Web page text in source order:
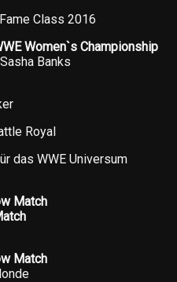
Class 2016
Women`s Championship
Banks
Royal
das WWE Universum
Match
Match